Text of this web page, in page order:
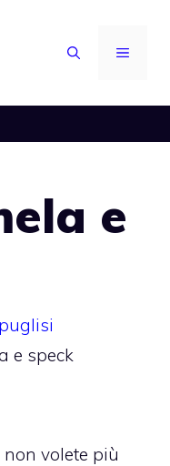
MENU
e
e speck
volete più